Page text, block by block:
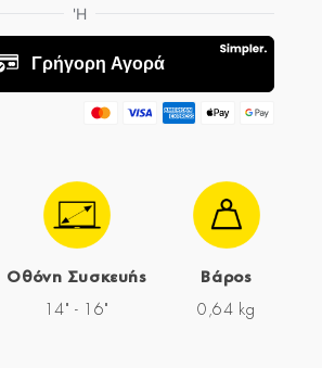
Οθόνη Συσκευής
14" - 16"
Βάρος
0,64 kg